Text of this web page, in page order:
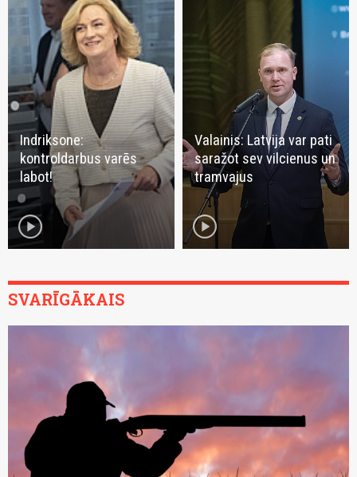
Indriksone:
kontroldarbus varēs
labot!
play_circle
Valainis: Latvija var pati
saražot sev vilcienus un
tramvajus
play_circle
SVARĪGĀKAIS